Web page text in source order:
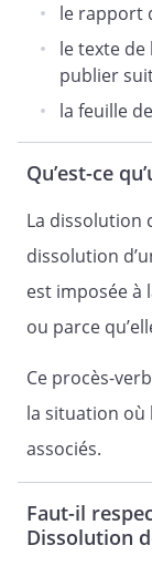
le rapport
le texte de
publier
la feuille
Qu’est-ce
La dissolution
dissolution
est imposée à
ou parce
Ce procès-
la situation où
associés.
Faut-il
Dissolution